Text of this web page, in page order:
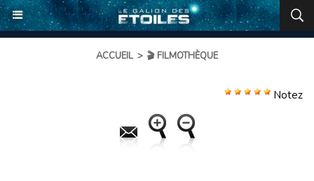
ACCUEIL > 🎬 FILMOTHÈQUE
Notez